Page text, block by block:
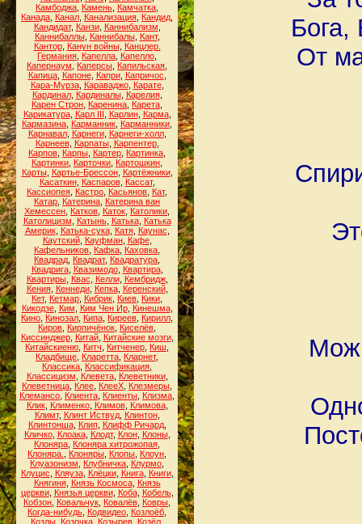
Камбоджа Камень Камчатка
Канада Канал Канализация Кандид
Кандидат, Канзи, Каннибализм
Каннибаллы, Каннибалы, Кант,
Кантор, Канун войны, Канцлер.
Германия Капелла Капелло
Капернаум
Каперсы Капильская
Капица, Капоне, Капри, Капричос
Кара-Мурза, Караваджо, Карате,
Кардинал, Кардиналы, Карелия,
Карен Строн Каренина Карета
Карикатура, Карл III Карлин, Карма,
Кармазина Карманник Карманники
Карнавал, Карнеги, Карнеги-холл,
Карнеев, Карпаты, Карпентер,
Карпов Карпы Картер Картинка
Картинки Карточки Картошкин
Карты, Картье-Брессон, Картёжники,
Касаткин, Каспаров, Кассат,
Кассиопея Кастро Касьянов Кат,
Катар Катерина Катерина ван
Хемессен Катков Каток Католики
Католицизм
Катынь, Катька, Катька
Америк, Катька-сука, Катя, Каунас
Каутский, Кауфман, Кафе,
Кафельников Кафка Каховка
Квадрад Квадрат, Квадратура
Квадрига, Квазимодо, Квартира,
Квартиры, Квас Келли, Кембридж,
Кения, Кеннеди, Кепка, Керенский,
Кет, Кетмар Кибрик Киев Кики
Кикодзе, Ким Ким Чен Ир, Кинешма,
Кино Кинозал Кипа Киреев Кирилл
Киров Кирпичёнок Киселёв
Киссинджер, Китай, Китайские мозги,
Китайскиеню Китч Китченер Киш
Кладбище Кларетта Кларнет,
Классика Классификация
Классицизм
Клевета, Клеветники,
Клеветница Клее КлееХ Клезмеры
Клемансо Клиента Клиенты Клизма
Клик, Клименко, Климов, Климова,
Климт, Клинт Иствуд, Клинтон,
Клинтонша, Клип, Клифф Ричард,
Кличко, Клоака, Клодт, Клон, Клоны,
Клоняра Клоняра хитрожопая
Клоняра.
Клоняры Клопы Клоун
Клуазонизм
Клубничка Клурмо
Клуцис
Кляуза, Клёцки, Книга, Книги,
Княгиня, Князь Космоса, Князь
церкви, Князья церкви, Коба, Кобель,
Кобзон Ковальчук Ковалёв Ковры
Когда-нибудь Кодвидео Козлоёб
Козлы Козочка Козырев Козёл
От